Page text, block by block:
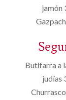
jamón
Butifarra a
judías